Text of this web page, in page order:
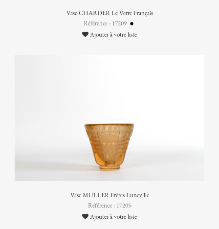
Vase CHARDER Le Verre Français
Référence : 17209
Ajouter à votre liste
Vase MULLER Frères Luneville
Référence : 17205
Ajouter à votre liste